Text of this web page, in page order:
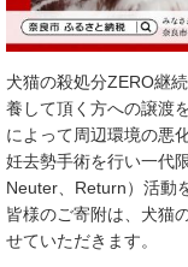
犬猫の殺処分ZERO継
養して頂く方への譲渡
によって周辺環境の悪
妊去勢手術を行い一代
Neuter、Return）活動
皆様のご寄附は、犬猫
せていただきます。